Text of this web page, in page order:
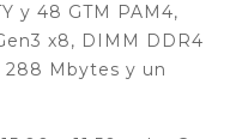
y 48 GTM PAM4,
x8, DIMM DDR4
288 Mbytes y un